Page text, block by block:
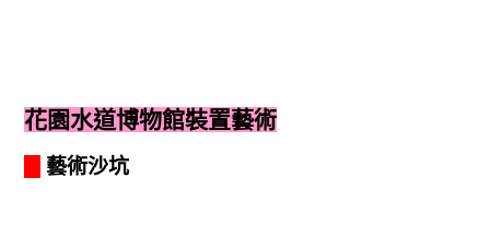
花園水道博物館裝置藝術
藝術沙坑